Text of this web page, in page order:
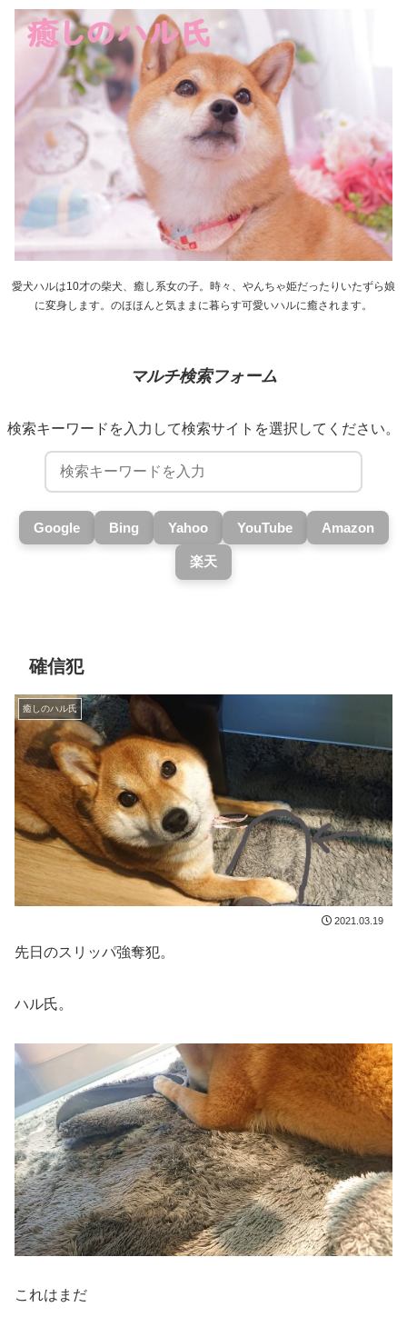
愛犬ハルは10才の柴犬、癒し系女の子。時々、やんちゃ姫だったりいたずら娘
に変身します。のほほんと気ままに暮らす可愛いハルに癒されます。
マルチ検索フォーム
検索キーワードを入力して検索サイトを選択してください。
Google Bing Yahoo YouTube Amazon
楽天
確信犯
癒しのハル氏
2021.03.19
先日のスリッパ強奪犯。
ハル氏。
これはまだ